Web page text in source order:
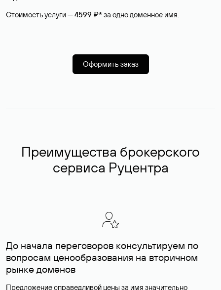
Стоимость услуги —4599 ₽*за одно доменное имя.
Оформить заказ
Преимущества брокерского
сервиса Руцентра
До начала переговоров консультируем по
вопросам ценообразования на вторичном
рынке доменов
Предложение справедливой цены за имя значительно